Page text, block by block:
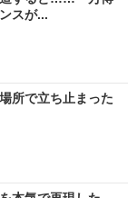
スが...
所で立ち止まった